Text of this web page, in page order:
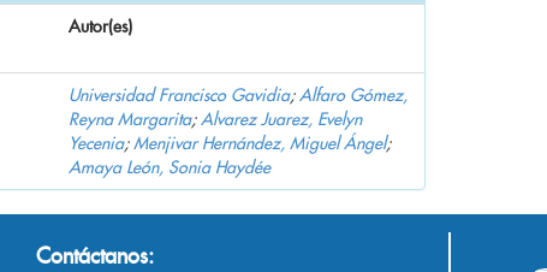
Autor(es)
Universidad Francisco Gavidia;Alfaro Gómez,
Reyna Margarita;Alvarez Juarez, Evelyn
Yecenia;Menjivar Hernández, Miguel Ángel;
Amaya León, Sonia Haydée
Contáctanos: